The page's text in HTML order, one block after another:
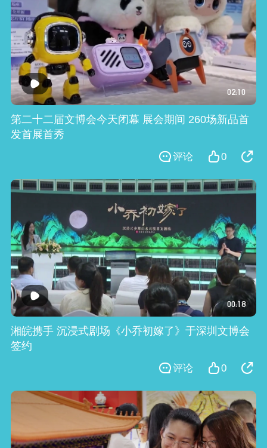
02:10
第二十二届文博会今天闭幕 展会期间 260场新品首
发首展首秀
0
评论
00:18
湘皖携手 沉浸式剧场《小乔初嫁了》于深圳文博会
签约
0
评论